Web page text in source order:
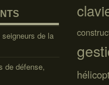
seigneurs de la
de défense,